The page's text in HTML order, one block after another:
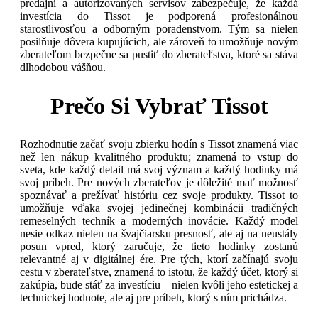
predajní a autorizovaných servisov zabezpečuje, že každá
investícia do Tissot je podporená profesionálnou
starostlivosťou a odborným poradenstvom. Tým sa nielen
posilňuje dôvera kupujúcich, ale zároveň to umožňuje novým
zberateľom bezpečne sa pustiť do zberateľstva, ktoré sa stáva
dlhodobou vášňou.
Prečo Si Vybrať Tissot
Rozhodnutie začať svoju zbierku hodín s Tissot znamená viac
než len nákup kvalitného produktu; znamená to vstup do
sveta, kde každý detail má svoj význam a každý hodinky má
svoj príbeh. Pre nových zberateľov je dôležité mať možnosť
spoznávať a prežívať históriu cez svoje produkty. Tissot to
umožňuje vďaka svojej jedinečnej kombinácii tradičných
remeselných techník a moderných inovácie. Každý model
nesie odkaz nielen na švajčiarsku presnosť, ale aj na neustály
posun vpred, ktorý zaručuje, že tieto hodinky zostanú
relevantné aj v digitálnej ére. Pre tých, ktorí začínajú svoju
cestu v zberateľstve, znamená to istotu, že každý účet, ktorý si
zakúpia, bude stáť za investíciu – nielen kvôli jeho estetickej a
technickej hodnote, ale aj pre príbeh, ktorý s ním prichádza.